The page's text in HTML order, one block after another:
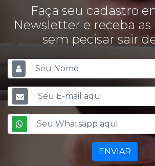
Faça seu cadastro
Newsletter e receba as
sem pecisar sair
ENVIAR